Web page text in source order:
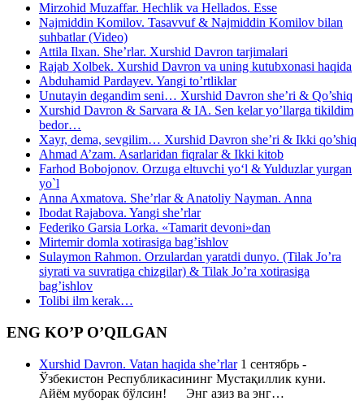
Mirzohid Muzaffar. Hechlik va Hellados. Esse
Najmiddin Komilov. Tasavvuf & Najmiddin Komilov bilan
suhbatlar (Video)
Attila Ilxan. She’rlar. Xurshid Davron tarjimalari
Rajab Xolbek. Xurshid Davron va uning kutubxonasi haqida
Abduhamid Pardayev. Yangi to’rtliklar
Unutayin degandim seni… Xurshid Davron she’ri & Qo’shiq
Xurshid Davron & Sarvara & IA. Sen kelar yo’llarga tikildim
bedor…
Xayr, dema, sevgilim… Xurshid Davron she’ri & Ikki qo’shiq
Ahmad A’zam. Asarlaridan fiqralar & Ikki kitob
Farhod Bobojonov. Orzuga eltuvchi yo‘l & Yulduzlar yurgan
yo`l
Anna Axmatova. She’rlar & Anatoliy Nayman. Anna
Ibodat Rajabova. Yangi she’rlar
Federiko Garsia Lorka. «Tamarit devoni»dan
Mirtemir domla xotirasiga bag’ishlov
Sulaymon Rahmon. Orzulardan yaratdi dunyo. (Tilak Jo’ra
siyrati va suvratiga chizgilar) & Tilak Jo’ra xotirasiga
bag’ishlov
Tolibi ilm kerak…
ENG KO’P O’QILGAN
Xurshid Davron. Vatan haqida she’rlar1 сентябрь -
Ўзбекистон Республикасининг Мустақиллик куни.
Айём муборак бўлсин! Энг азиз ва энг…